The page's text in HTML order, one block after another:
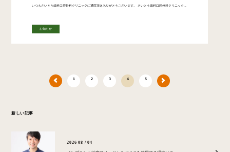
お知らせ
1 2 3 4 5
新しい記事
2026 08 / 04